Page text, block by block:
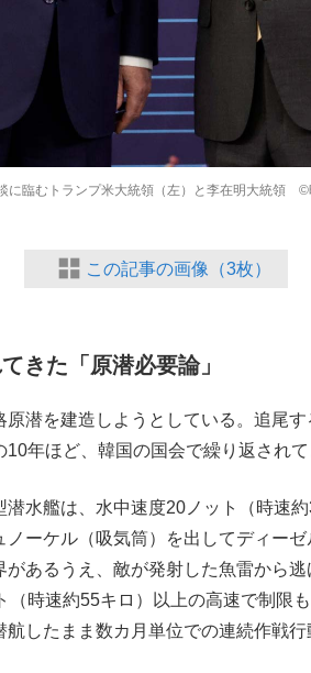
に臨むトランプ米大統領（左）と李在明大統領 ©
この記事の画像（3枚）
きた「原潜必要論」
原潜を建造しようとしている。追尾
年ほど、韓国の国会で繰り返されて
水艦は、水中速度20ノット（時速
ーケル（吸気筒）を出してディー
あるうえ、敵が発射した魚雷から
時速約55キロ）以上の高速で制限
したまま数カ月単位での連続作戦行